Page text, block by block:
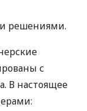
решениями.
с
В настоящее